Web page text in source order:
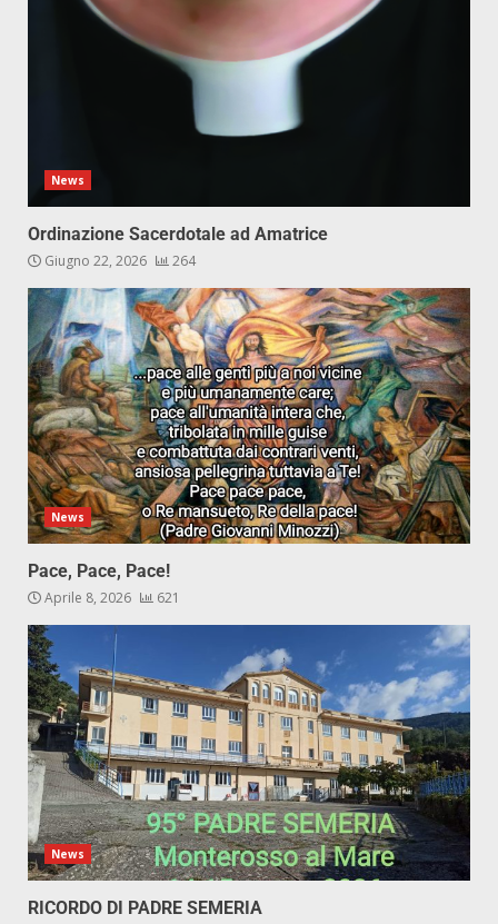
News
Ordinazione Sacerdotale ad Amatrice
Giugno 22, 2026 264
News
Pace, Pace, Pace!
Aprile 8, 2026 621
News
RICORDO DI PADRE SEMERIA